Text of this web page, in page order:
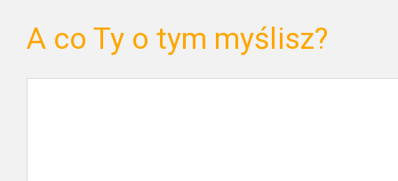
A co Ty o tym myślisz?